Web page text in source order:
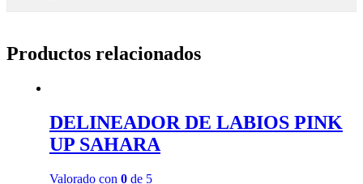
Productos relacionados
DELINEADOR DE LABIOS PINK
UP SAHARA
Valorado con 0de 5